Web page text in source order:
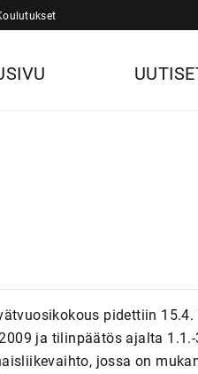
pidettiin
ja tilinpäätös ajalta
jossa on